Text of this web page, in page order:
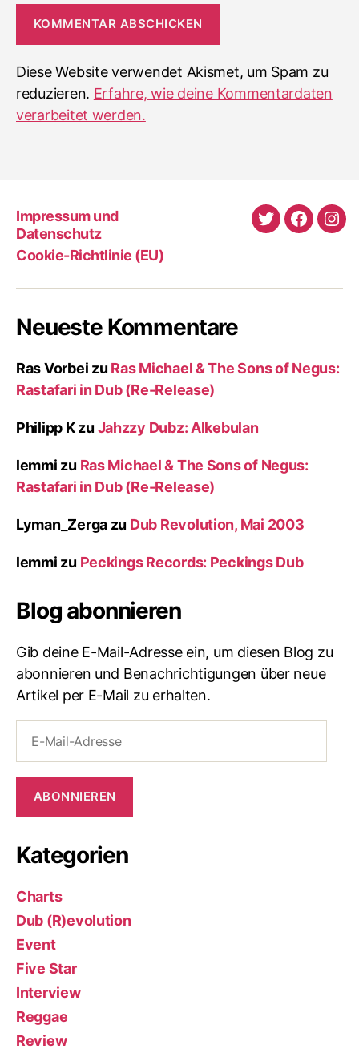
Diese Website verwendet Akismet, um Spam zu
reduzieren. Erfahre, wie deine Kommentardaten
verarbeitet werden.
Impressum und
Datenschutz
Cookie-Richtlinie (EU)
Twitter
Neueste Kommentare
Ras Vorbei zu Ras Michael & The Sons of Negus:
Rastafari in Dub (Re-Release)
Philipp Kzu Jahzzy Dubz: Alkebulan
lemmi zu Ras Michael & The Sons of Negus:
Rastafari in Dub (Re-Release)
Lyman_Zerga zu Dub Revolution, Mai 2003
lemmi zu Peckings Records: Peckings Dub
Blog abonnieren
Gib deine E-Mail-Adresse ein, um diesen Blog zu
abonnieren und Benachrichtigungen über neue
Artikel per E-Mail zu erhalten.
Mail-
Adresse
ABONNIEREN
Kategorien
Charts
Dub (R)evolution
Event
Five Star
Interview
Reggae
Review